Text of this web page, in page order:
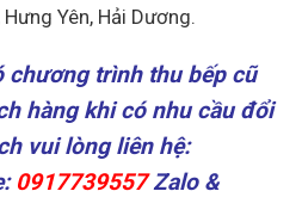
Yên, Hải Dương.
chương trình thu bếp cũ
hàng khi có nhu cầu đổi
vui lòng liên hệ:
0917739557Zalo &